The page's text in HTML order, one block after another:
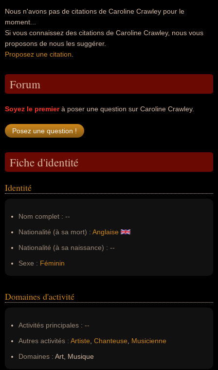
Nous n'avons pas de citations de Caroline Crawley pour le
moment...
Si vous connaissez des citations de Caroline Crawley, nous vous
proposons de nous les suggérer.
Proposez une citation
Forum
Soyez le premierà poser une question sur Caroline Crawley.
Fiche d'identité
Identité
Nom complet : --
Nationalité (à sa mort) : Anglaise
Nationalité (à sa naissance) : --
Sexe : Féminin
Domaines d'activité
Activités principales : --
Autres activités : Artiste Chanteuse
Musicienne
Domaines : Art, Musique